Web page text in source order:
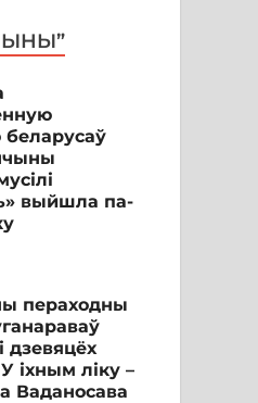
беларусаў
выйшла па-
пераходны
дзевяцёх
іхным ліку –
Ваданосава